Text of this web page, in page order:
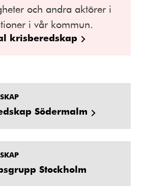
och andra aktörer i
i vår kommun.
krisberedskap
Södermalm
Stockholm